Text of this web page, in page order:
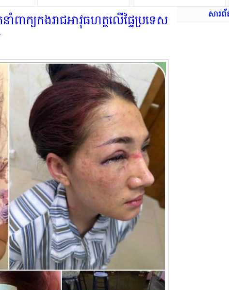
ពាក្យកងរាជអាវុធហត្ថលើផ្ទៃប្រទេស
សារព័